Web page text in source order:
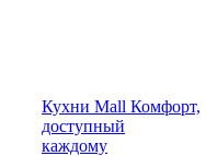
Кухни Mall Комфорт,
доступный
каждому